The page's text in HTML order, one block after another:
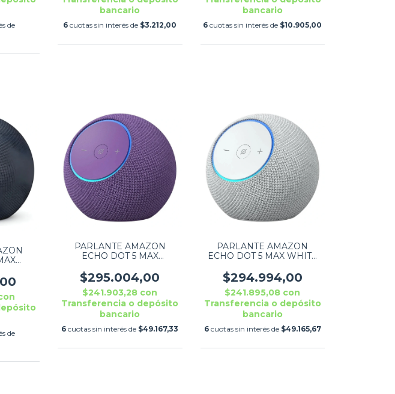
de
bancario
6 cuotas sin interés de $3.212,00
bancario
6 cuotas sin interés de $10.905,00
de
PARLANTE AMAZON
ECHO DOT 5 MAX
$295.004,00
$241.903,28 con
Transferencia o depósito
bancario
6 cuotas sin interés de $49.167,33
PARLANTE AMAZON
ECHO DOT 5 MAX WHITE
$294.994,00
$241.895,08 con
Transferencia o depósito
bancario
6 cuotas sin interés de $49.165,67